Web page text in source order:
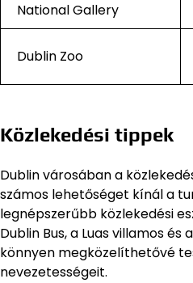
National Gallery
Dublin Zoo
Közlekedési tippek
Dublin városában a
számos lehetőséget kínál a
legnépszerűbb közlekedési
Dublin Bus, a Luas villamos és
könnyen megközelíthetővé
nevezetességeit.